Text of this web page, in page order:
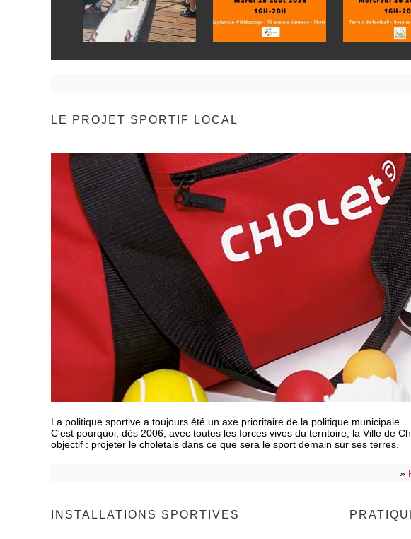
LE PROJET SPORTIF LOCAL
La politique sportive a toujours été un axe prioritaire de la politique municipale.
C'est pourquoi, dès 2006, avec toutes les forces vives du territoire, la Ville de
objectif : projeter le choletais dans ce que sera le sport demain sur ses terres.
»
INSTALLATIONS SPORTIVES